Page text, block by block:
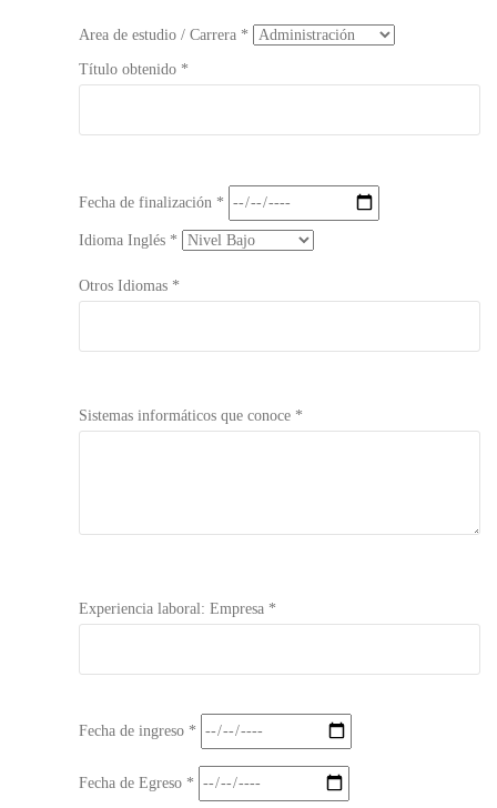
Area de estudio / Carrera *
Título obtenido *
Fecha de finalización *
Idioma Inglés *
Otros Idiomas *
Sistemas informáticos que conoce *
Experiencia laboral: Empresa *
Fecha de ingreso *
Fecha de Egreso *